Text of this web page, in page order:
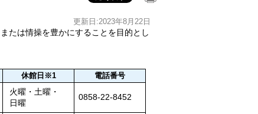
更新日:2023年8月22日
たは情操を豊かにすることを目的とし
休館日※1 電話番号
火曜・土曜・
日曜
0858-22-8452